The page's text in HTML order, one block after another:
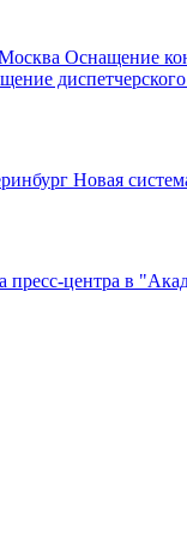
Оснащение
Новая
пресс-центра в